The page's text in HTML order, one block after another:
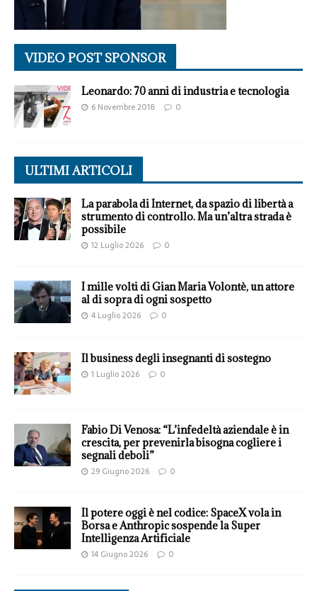
VIDEO POST SPONSOR
Leonardo: 70 anni di industria e tecnologia
6 Novembre 2018 0
ULTIMI ARTICOLI
La parabola di Internet, da spazio di libertà a
strumento di controllo. Ma un’altra strada è
possibile
12 Luglio 2026 0
I mille volti di Gian Maria Volontè, un attore
al di sopra di ogni sospetto
4 Luglio 2026 0
Il business degli insegnanti di sostegno
1 Luglio 2026 0
Fabio Di Venosa: “L’infedeltà aziendale è in
crescita, per prevenirla bisogna cogliere i
segnali deboli”
29 Giugno 2026 0
Il potere oggi è nel codice: SpaceX vola in
Borsa e Anthropic sospende la Super
Intelligenza Artificiale
14 Giugno 2026 0